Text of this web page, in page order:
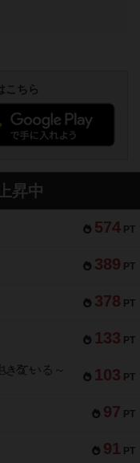
こちら
昇中
574 PT
389 PT
378 PT
133 PT
103 PT
ている～
97 PT
91 PT